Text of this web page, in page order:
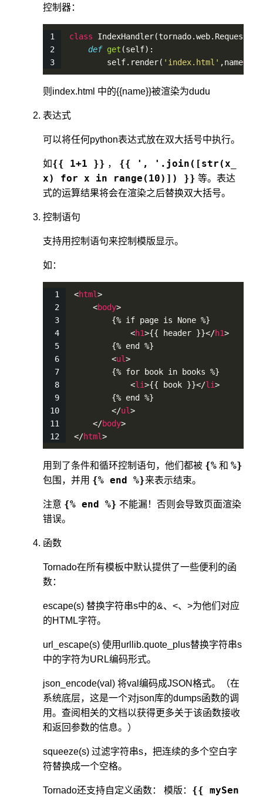
控制器：
class IndexHandler
def get (self):
self. render( 'index.html' ,name=
则index.html 中的{{name}}被渲染为dudu
表达式
可以将任何python表达式放在双大括号中执行。
如{{ 1+1 }} ， {{ ', '.join([str(x_
x) for x in range(10)]) }} 等。表达
式的运算结果将会在渲染之后替换双大括号。
控制语句
支持用控制语句来控制模版显示。
如：
<html>
<body>
        {% if page is None %}
<h1>{{ header }}</h1>
        {% end %}
<ul>
        {% for book in books %}
<li>{{ book }}</li>
        {% end %}
</ul>
</body>
</html>
用到了条件和循环控制语句，他们都被 {% 和%}
包围，并用 {% end %}来表示结束。
注意 {% end %} 不能漏！否则会导致页面渲染
错误。
函数
Tornado在所有模板中默认提供了一些便利的函
数：
escape(s) 替换字符串s中的&、<、>为他们对应
的HTML字符。
url_escape(s) 使用urllib.quote_plus替换字符串s
中的字符为URL编码形式。
json_encode(val) 将val编码成JSON格式。（在
系统底层，这是一个对json库的dumps函数的调
用。查阅相关的文档以获得更多关于该函数接收
和返回参数的信息。）
squeeze(s) 过滤字符串s，把连续的多个空白字
符替换成一个空格。
Tornado还支持自定义函数： 模版： {{ mySen